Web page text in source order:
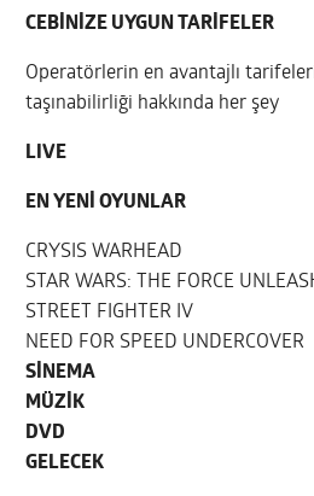
CEBİNİZE UYGUN TARİFELER
Operatörlerin en avantajlı
taşınabilirliği hakkında her şey
LIVE
EN YENİ OYUNLAR
CRYSIS WARHEAD
STAR WARS: THE FORCE
STREET FIGHTER IV
NEED FOR SPEED UNDERCOVER
SİNEMA
MÜZİK
DVD
GELECEK